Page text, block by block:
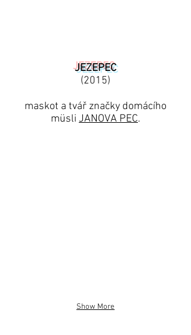
JEZEPEC
(2015)
maskot a tvář značky domácího
müsli JANOVA PEC.
Show More